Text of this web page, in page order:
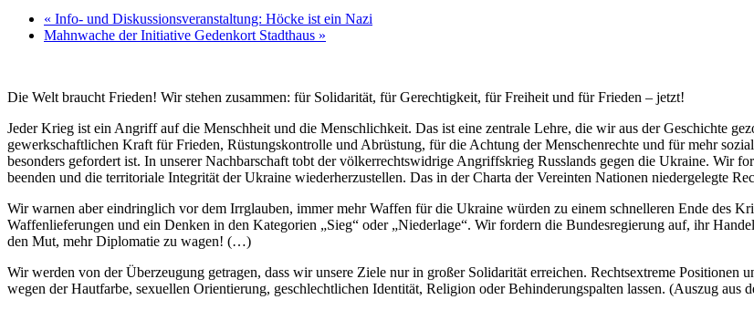
« Info- und Diskussionsveranstaltung: Höcke ist ein Nazi
Mahnwache der Initiative Gedenkort Stadthaus »
Die Welt braucht Frieden! Wir stehen zusammen: für Solidarität, für Gerechtigkeit, für Freiheit und für Frieden – jetzt!
Jeder Krieg ist ein Angriff auf die Menschheit und die Menschlichkeit. Das ist eine zentrale Lehre, die wir aus der Geschichte
gewerkschaftlichen Kraft für Frieden, Rüstungskontrolle und Abrüstung, für die Achtung der Menschenrechte und für mehr
besonders gefordert ist. In unserer Nachbarschaft tobt der völkerrechtswidrige Angriffskrieg Russlands gegen die Ukraine. Wir
beenden und die territoriale Integrität der Ukraine wiederherzustellen. Das in der Charta der Vereinten Nationen niedergelegte
Wir warnen aber eindringlich vor dem Irrglauben, immer mehr Waffen für die Ukraine würden zu einem schnelleren Ende des
Waffenlieferungen und ein Denken in den Kategorien „Sieg“ oder „Niederlage“. Wir fordern die Bundesregierung auf, ihr
den Mut, mehr Diplomatie zu wagen! (…)
Wir werden von der Überzeugung getragen, dass wir unsere Ziele nur in großer Solidarität erreichen. Rechtsextreme
wegen der Hautfarbe, sexuellen Orientierung, geschlechtlichen Identität, Religion oder Behinderungspalten lassen. (Auszug aus